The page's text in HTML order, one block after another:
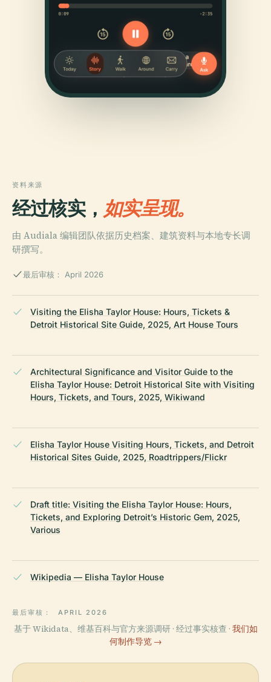
资料来源
经过核实， 如实呈现。
由 Audiala 编辑团队依据历史档案、建筑资料与本地专长调
研撰写。
最后审核： April 2026
Visiting the Elisha Taylor House: Hours, Tickets &
Detroit Historical Site Guide, 2025, Art House Tours
Architectural Significance and Visitor Guide to the
Elisha Taylor House: Detroit Historical Site with Visiting
Hours, Tickets, and Tours, 2025, Wikiwand
Elisha Taylor House Visiting Hours, Tickets, and Detroit
Historical Sites Guide, 2025, Roadtrippers/Flickr
Draft title: Visiting the Elisha Taylor House: Hours,
Tickets, and Exploring Detroit’s Historic Gem, 2025,
Various
Wikipedia — Elisha Taylor House
最后审核： APRIL 2026
基于 Wikidata、维基百科与官方来源调研 · 经过事实核查 · 我们如
何制作导览 →